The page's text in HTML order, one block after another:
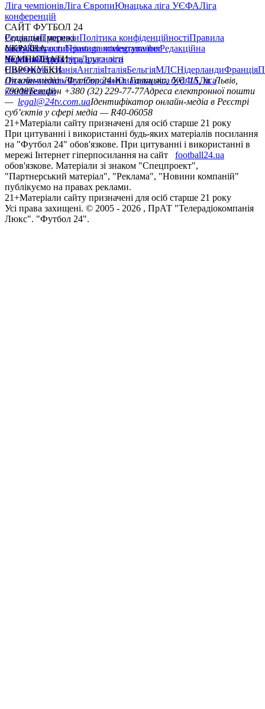
Ліга чемпіонівЛіга ЄвропиЮнацька ліга УЄФАЛіга
конференцій
САЙТ ФУТБОЛ 24
РедакціяПрогнозиПолітика конфіденційностіПравила
сайтуКонтактиПравила коментуванняРедакційна
політикаСтруктура власності
Соціальні мережі
facebookxyoutubeinstagramtelegramviber
УКРАЇНА
УкраїнаПерша лігаДруга ліга
ЧЕМПІОНАТИ
НімеччинаІспаніяАнгліяІталіяБельгіяМЛСНідерландиФранція
ЄВРОКУБКИ
Ліга чемпіонівЛіга ЄвропиЮнацька ліга УЄФАЛіга
конференцій
Онлайн-медіа «Футбол 24»пл. Галицька, буд. 15, м. Львів,
79008Телефон +380 (32) 229-77-77Адреса електронної пошти
— legal@24tv.com.uaІдентифікатор онлайн-медіа в Реєстрі
суб’єктів у сфері медіа — R40-06058
21+Матеріали сайту призначені для осіб старше 21 року
При цитуванні і використанні будь-яких матеріалів посилання
на "Футбол 24" обов'язкове. При цитуванні і використанні в
мережі Інтернет гіперпосилання на сайт
football24.ua
обов'язкове. Матеріали зі знаком "Спецпроект",
"Партнерський матеріал", "Реклама", "Новини компаній"
публікуємо на правах реклами.
21+Матеріали сайту призначені для осіб старше 21 року
Усi права захищенi. © 2005 - 2026 , ПрАТ "Телерадіокомпанія
Люкс". "Футбол 24".